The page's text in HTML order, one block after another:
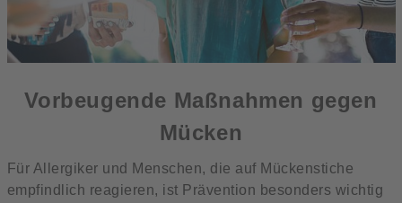
Vorbeugende Maßnahmen gegen
Mücken
Für Allergiker und Menschen, die auf Mückenstiche
empfindlich reagieren, ist Prävention besonders wichtig